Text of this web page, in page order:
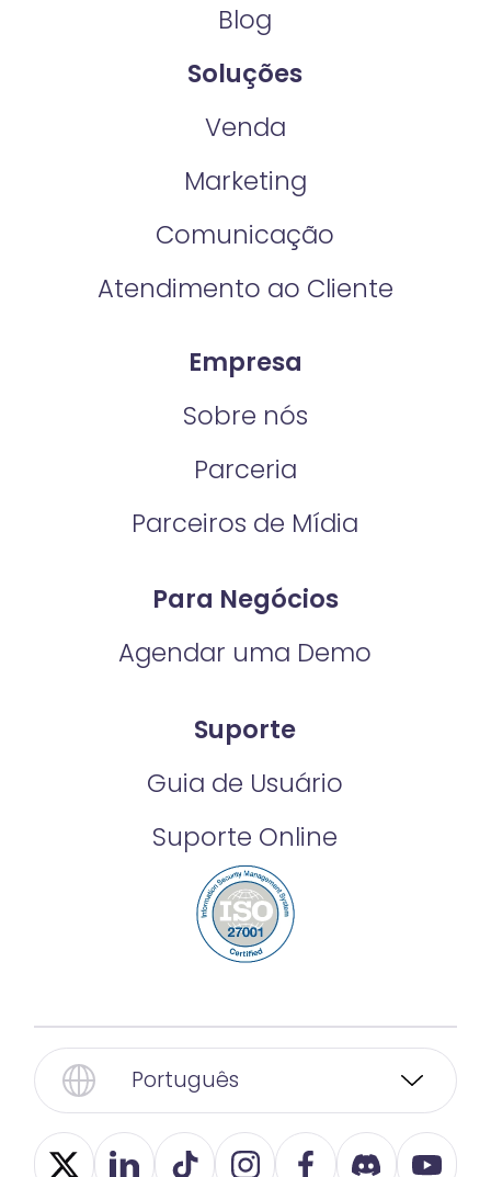
Blog
Soluções
Venda
Marketing
Comunicação
Atendimento ao Cliente
Empresa
Sobre nós
Parceria
Parceiros de Mídia
Para Negócios
Agendar uma Demo
Suporte
Guia de Usuário
Suporte Online
Português